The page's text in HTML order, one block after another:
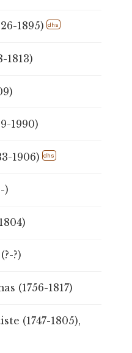
1895) dhs
1813)
1990)
1906) dhs
)
?)
(1756-1817)
(1747-1805),